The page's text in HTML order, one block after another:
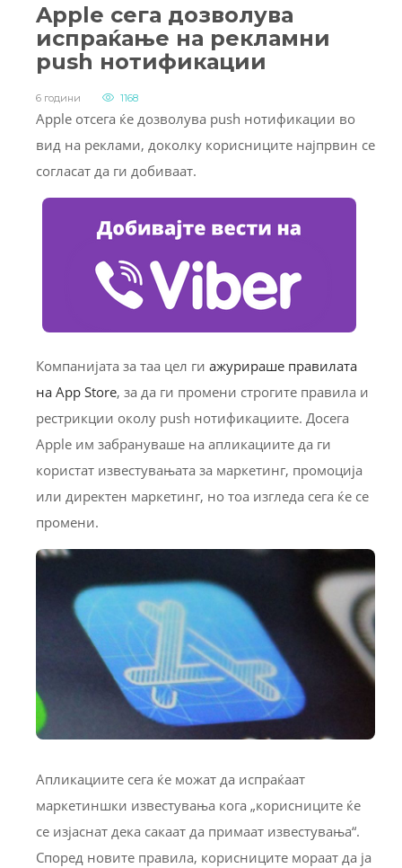
Apple сега дозволува
испраќање на рекламни
push нотификации
6 години 1168
Apple отсега ќе дозволува push нотификации во
вид на реклами, доколку корисниците најпрвин се
согласат да ги добиваат.
Компанијата за таа цел ги ажурираше правилата
на App Store, за да ги промени строгите правила и
рестрикции околу push нотификациите. Досега
Apple им забрануваше на апликациите да ги
користат известувањата за маркетинг, промоција
или директен маркетинг, но тоа изгледа сега ќе се
промени.
Апликациите сега ќе можат да испраќаат
маркетиншки известувања кога „корисниците ќе
се изјаснат дека сакаат да примаат известувања“.
Според новите правила, корисниците мораат да ја